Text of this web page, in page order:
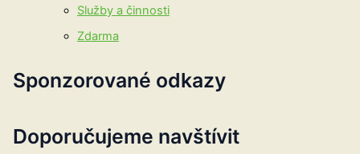
Služby a činnosti
Zdarma
Sponzorované odkazy
Doporučujeme navštívit